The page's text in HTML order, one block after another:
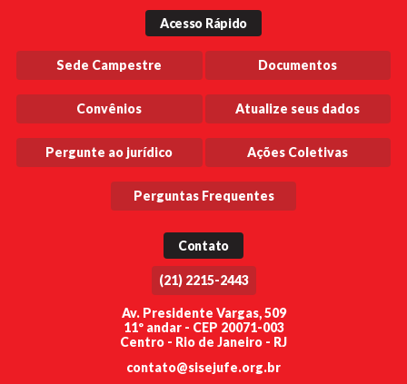
Acesso Rápido
Sede Campestre Documentos
Convênios Atualize seus dados
Pergunte ao jurídico Ações Coletivas
Perguntas Frequentes
Contato
(21) 2215-2443
Av. Presidente Vargas, 509
11º andar - CEP 20071-003
Centro - Rio de Janeiro - RJ
contato@sisejufe.org.br